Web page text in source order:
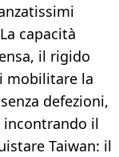
capacità
il rigido
mobilitare la
defezioni,
incontrando il
Taiwan: il